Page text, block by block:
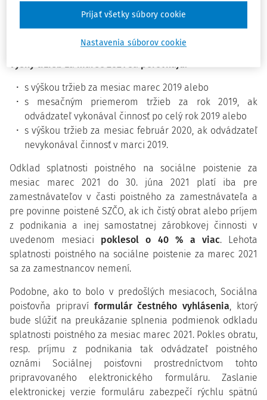
sa určí pokles tržieb odvádzateľa v prípade odkladu
odvodov za marec 2021 (nariadenie vlády č. 76/2020 Z. z.,
Výšky tržieb za marec 2021 sa porovnajú:
s výškou tržieb za mesiac marec 2019 alebo
s mesačným priemerom tržieb za rok 2019, ak
odvádzateľ vykonával činnosť po celý rok 2019 alebo
s výškou tržieb za mesiac február 2020, ak odvádzateľ
nevykonával činnosť v marci 2019.
Odklad splatnosti poistného na sociálne poistenie za
mesiac marec 2021 do 30. júna 2021 platí iba pre
zamestnávateľov v časti poistného za zamestnávateľa a
pre povinne poistené SZČO, ak ich čistý obrat alebo príjem
z podnikania a inej samostatnej zárobkovej činnosti v
uvedenom mesiaci poklesol o 40 % a viac. Lehota
splatnosti poistného na sociálne poistenie za marec 2021
sa za zamestnancov nemení.
Podobne, ako to bolo v predošlých mesiacoch, Sociálna
poisťovňa pripraví formulár čestného vyhlásenia, ktorý
bude slúžiť na preukázanie splnenia podmienok odkladu
splatnosti poistného za mesiac marec 2021. Pokles obratu,
resp. príjmu z podnikania tak odvádzateľ poistného
oznámi Sociálnej poisťovni prostredníctvom tohto
pripravovaného elektronického formuláru. Zaslanie
elektronickej verzie formuláru zabezpečí rýchlu spätnú
Nastavenia súborov cookie
Prijať všetky súbory cookie